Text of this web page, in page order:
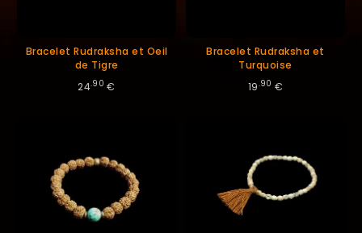
Bracelet Rudraksha et Oeil
de Tigre
24.90 €
Bracelet Rudraksha et
Turquoise
19.90 €